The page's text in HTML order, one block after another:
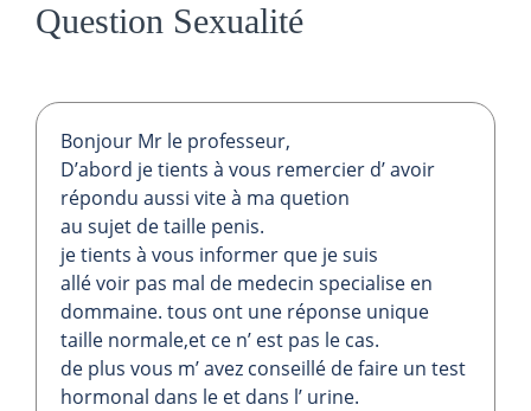
Question Sexualité
Bonjour Mr le professeur,
D’abord je tients à vous remercier d’ avoir
répondu aussi vite à ma quetion
au sujet de taille penis.
je tients à vous informer que je suis
allé voir pas mal de medecin specialise en
dommaine. tous ont une réponse unique
taille normale,et ce n’ est pas le cas.
de plus vous m’ avez conseillé de faire un test
hormonal dans le et dans l’ urine.